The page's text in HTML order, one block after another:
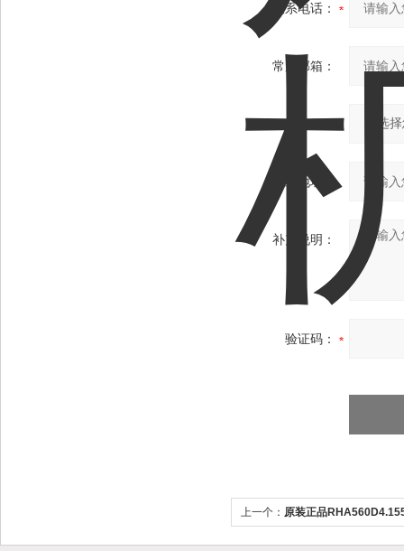
联系电话：
常用邮箱：
省份：
详细地址：
补充说明：
验证码：
上一个： 原装正品